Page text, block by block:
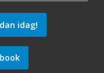
idag!